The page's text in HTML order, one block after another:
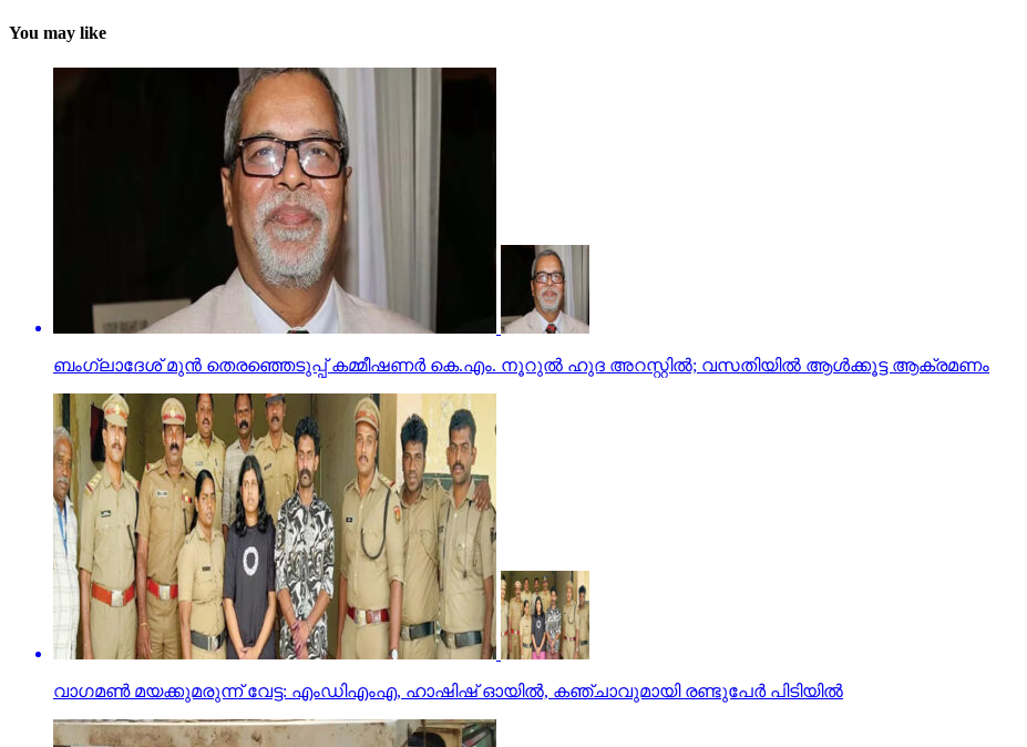
You may like
ബംഗ്ലാദേശ് മുന്‍ തെരഞ്ഞെടുപ്പ് കമ്മീഷണര്‍ കെ.എം. നൂറുല്‍ ഹുദ അറസ്റ്റില്‍; വസതിയില്‍ ആള്‍ക്കൂട്ട ആക്രമണം
വാഗമണ്‍ മയക്കുമരുന്ന് വേട്ട: എംഡിഎംഎ, ഹാഷിഷ് ഓയില്‍, കഞ്ചാവുമായി രണ്ടുപേര്‍ പിടിയില്‍